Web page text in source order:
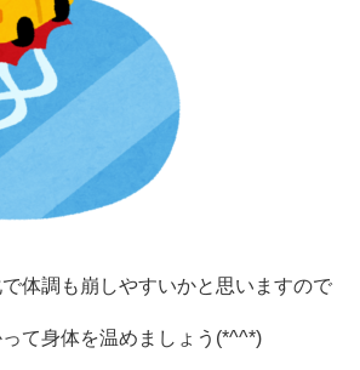
体調も崩しやすいかと思いますので
て身体を温めましょう(*^^*)